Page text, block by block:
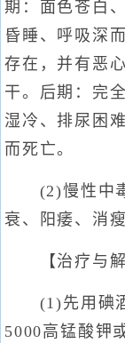
期：面色苍白
昏睡、呼吸深
存在，并有恶
干。后期：完
湿冷、排尿困
而死亡。
(2)慢性中毒
衰、阳痿、消
【治疗与解
(1)先用碘酒
5000高锰酸钾